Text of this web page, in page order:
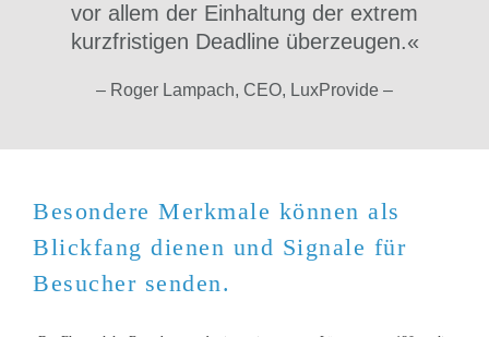
vor allem der Einhaltung der extrem
kurzfristigen Deadline überzeugen.«
– Roger Lampach, CEO, LuxProvide –
Besondere Merkmale können als
Blickfang dienen und Signale für
Besucher senden.